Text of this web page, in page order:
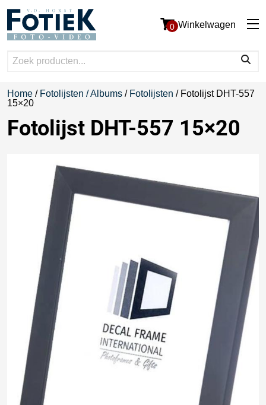
0 Winkelwagen
Home / Fotolijsten / Albums / Fotolijsten / Fotolijst DHT-557
15×20
Fotolijst DHT-557 15×20